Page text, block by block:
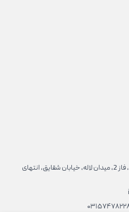
گلپایگان، شهرک صنعتی، فاز 2، میدان لاله، خیابان شقایق، انتهای